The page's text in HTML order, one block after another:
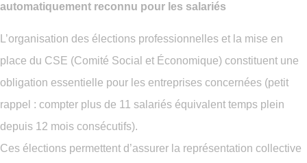
automatiquement reconnu pour les salariés
L’organisation des élections professionnelles et la mise en
place du CSE (Comité Social et Économique) constituent une
obligation essentielle pour les entreprises concernées (petit
rappel : compter plus de 11 salariés équivalent temps plein
depuis 12 mois consécutifs).
Ces élections permettent d’assurer la représentation collective